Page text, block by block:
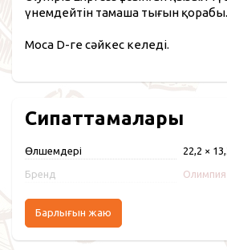
үнемдейтін тамаша тығын қорабы.
Moca D-ге сәйкес келеді.
Сипаттамалары
Өлшемдері 22,2 ×
Бренд Олимпия
Барлығын жаю